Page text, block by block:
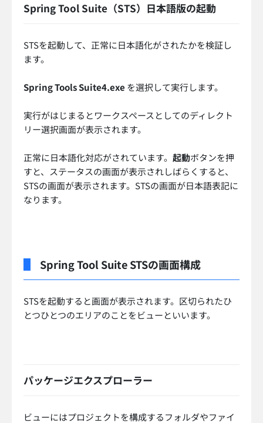
Spring Tool Suite（STS）日本語版の起動
STSを起動して、正常に日本語化がされたかを検証し
ます。
Spring Tools Suite4.exe を選択して実行します。
実行がはじまるとワークスペースとしてのディレクト
リー選択画面が表示されます。
正常に日本語化対応がされています。 起動ボタンを押
すと、ステータスの画面が表示されしばらくすると、
STSの画面が表示されます。STSの画面が日本語表記に
なります。
Spring Tool Suite STSの画面構成
STSを起動すると画面が表示されます。区切られたひ
とつひとつのエリアのことをビューといいます。
パッケージエクスプローラー
ビューにはプロジェクトを構成するフォルダやファイ